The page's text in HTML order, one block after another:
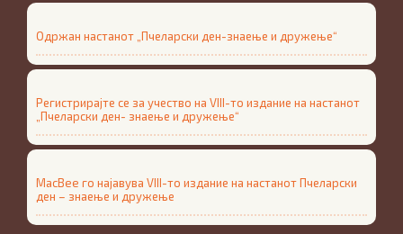
Одржан настанот „Пчеларски ден-знаење и дружење“
Регистрирајте се за учество на VIII-то издание на настанот
„Пчеларски ден- знаење и дружење“
MacBee го најавува VIII-то издание на настанот Пчеларски
ден – знаење и дружење